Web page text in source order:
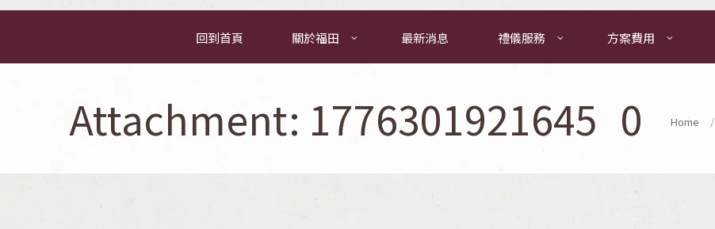
回到首頁 關於福田 最新消息 禮儀服務 方案費用
Home
Attachment: 1776301921645_0